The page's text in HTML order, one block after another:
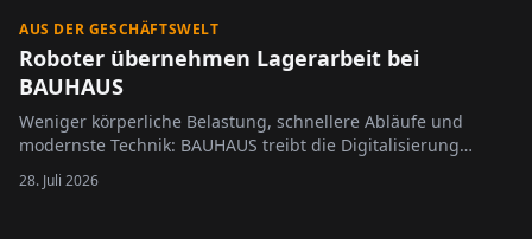
AUS DER GESCHÄFTSWELT
Roboter übernehmen Lagerarbeit bei
BAUHAUS
Weniger körperliche Belastung, schnellere Abläufe und
modernste Technik: BAUHAUS treibt die Digitalisierung
seiner Logistik weiter voran. Im Import- und Zentrallager in
Krefeld kommen künftig intelligente Roboter des
28. Juli 2026